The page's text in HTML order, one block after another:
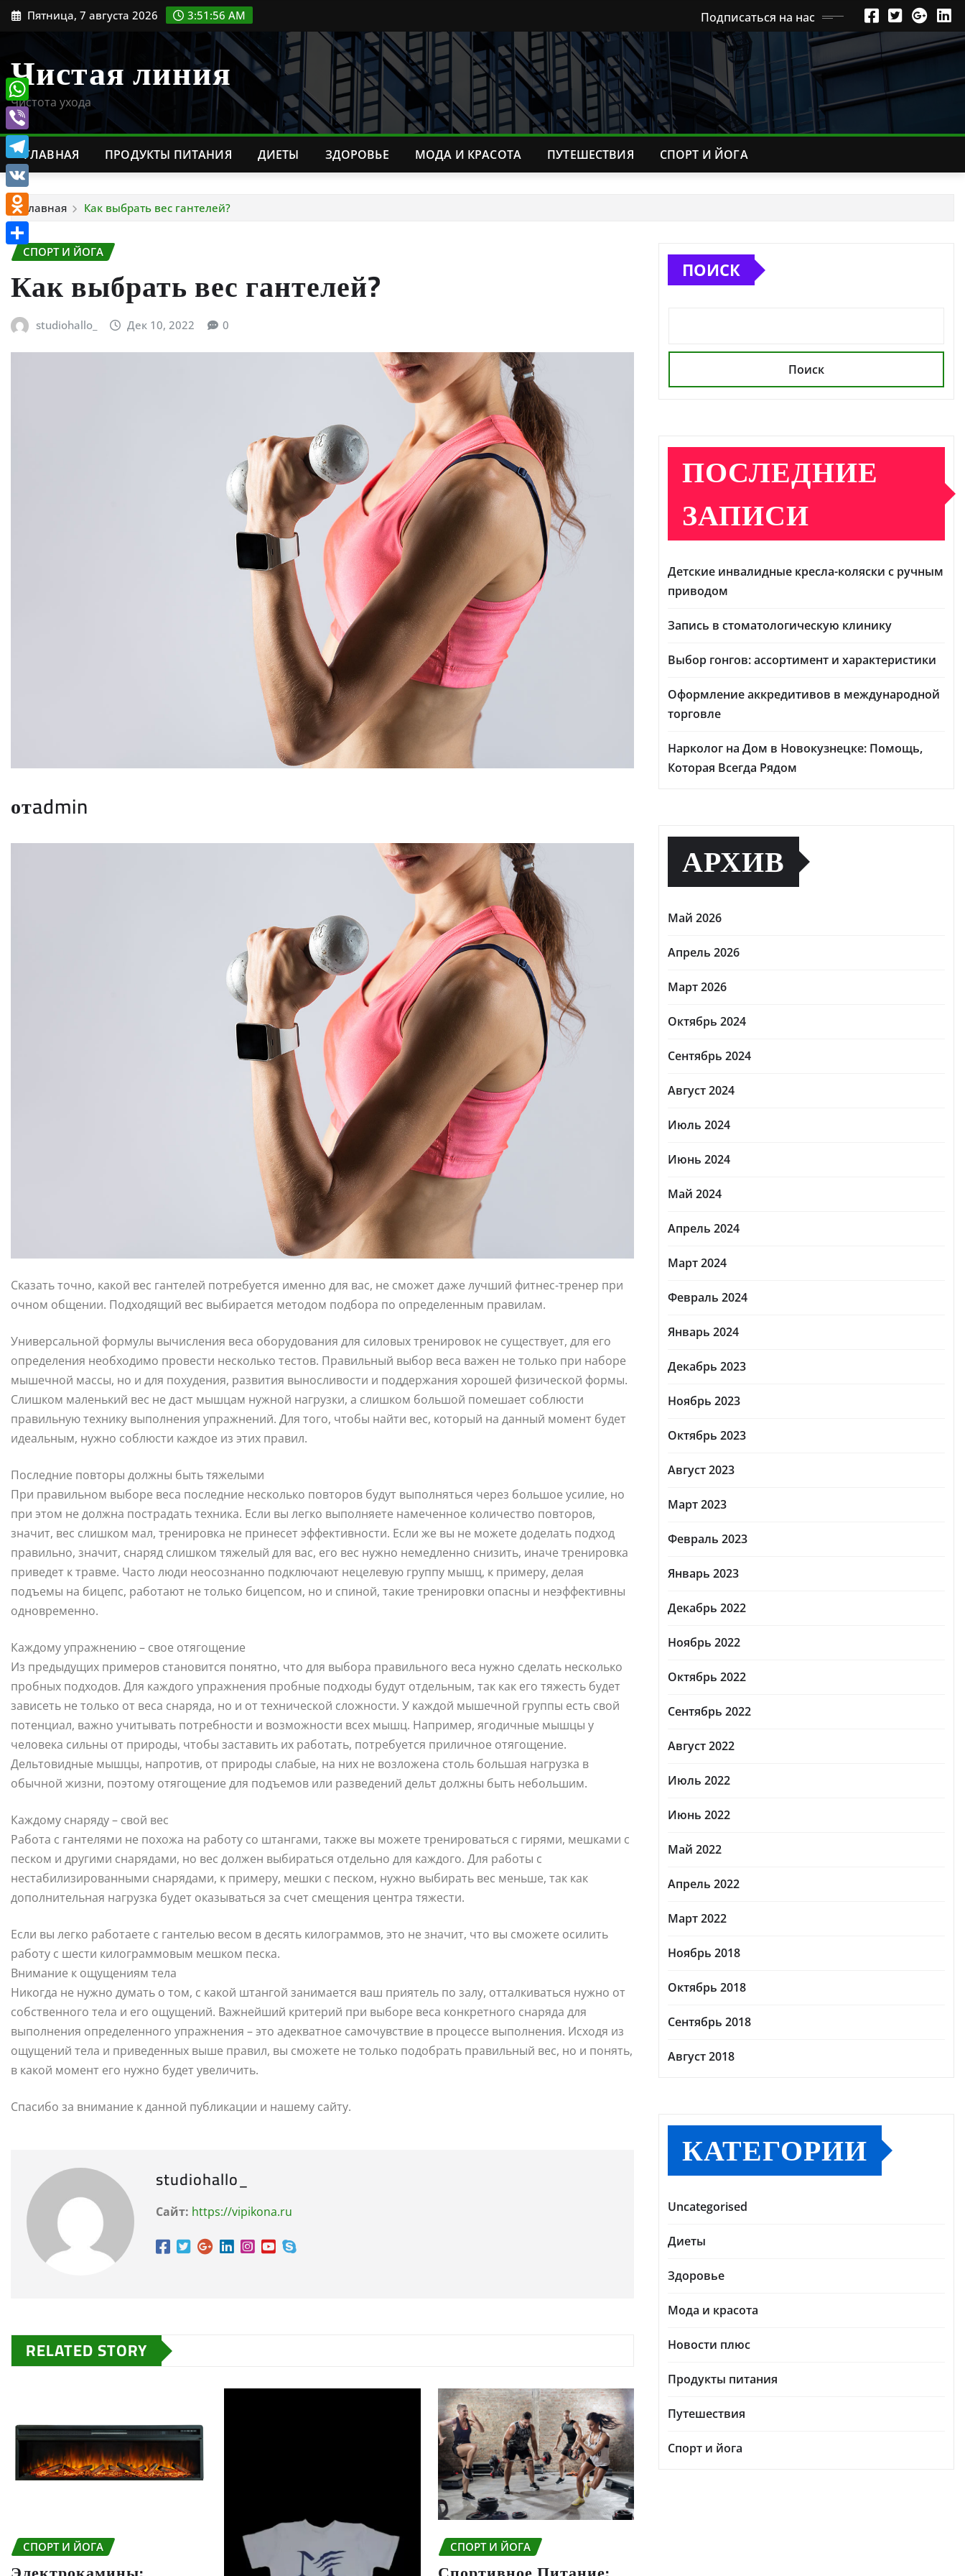
ПерейтиПятница, 7 августа 2026 3:51:58 AM Подписаться на нас
Чистая линия
Чистота ухода
ГЛАВНАЯ ПРОДУКТЫ ПИТАНИЯ ДИЕТЫ ЗДОРОВЬЕ МОДА И КРАСОТА ПУТЕШЕСТВИЯ СПОРТ И ЙОГА
Главная Как выбрать вес гантелей?
СПОРТ И ЙОГА
Как выбрать вес гантелей?
studiohallo_ Дек 10, 2022 0
отadmin
Сказать точно, какой вес гантелей потребуется именно для вас, не сможет даже лучший фитнес-тренер при
очном общении. Подходящий вес выбирается методом подбора по определенным правилам.
Универсальной формулы вычисления веса оборудования для силовых тренировок не существует, для его
определения необходимо провести несколько тестов. Правильный выбор веса важен не только при наборе
мышечной массы, но и для похудения, развития выносливости и поддержания хорошей физической формы.
Слишком маленький вес не даст мышцам нужной нагрузки, а слишком большой помешает соблюсти
правильную технику выполнения упражнений. Для того, чтобы найти вес, который на данный момент будет
идеальным, нужно соблюсти каждое из этих правил.
Последние повторы должны быть тяжелыми
При правильном выборе веса последние несколько повторов будут выполняться через большое усилие, но
при этом не должна пострадать техника. Если вы легко выполняете намеченное количество повторов,
значит, вес слишком мал, тренировка не принесет эффективности. Если же вы не можете доделать подход
правильно, значит, снаряд слишком тяжелый для вас, его вес нужно немедленно снизить, иначе тренировка
приведет к травме. Часто люди неосознанно подключают нецелевую группу мышц, к примеру, делая
подъемы на бицепс, работают не только бицепсом, но и спиной, такие тренировки опасны и неэффективны
одновременно.
Каждому упражнению – свое отягощение
Из предыдущих примеров становится понятно, что для выбора правильного веса нужно сделать несколько
пробных подходов. Для каждого упражнения пробные подходы будут отдельным, так как его тяжесть будет
зависеть не только от веса снаряда, но и от технической сложности. У каждой мышечной группы есть свой
потенциал, важно учитывать потребности и возможности всех мышц. Например, ягодичные мышцы у
человека сильны от природы, чтобы заставить их работать, потребуется приличное отягощение.
Дельтовидные мышцы, напротив, от природы слабые, на них не возложена столь большая нагрузка в
обычной жизни, поэтому отягощение для подъемов или разведений дельт должны быть небольшим.
Каждому снаряду – свой вес
Работа с гантелями не похожа на работу со штангами, также вы можете тренироваться с гирями, мешками с
песком и другими снарядами, но вес должен выбираться отдельно для каждого. Для работы с
нестабилизированными снарядами, к примеру, мешки с песком, нужно выбирать вес меньше, так как
дополнительная нагрузка будет оказываться за счет смещения центра тяжести.
Если вы легко работаете с гантелью весом в десять килограммов, это не значит, что вы сможете осилить
работу с шести килограммовым мешком песка.
Внимание к ощущениям тела
Никогда не нужно думать о том, с какой штангой занимается ваш приятель по залу, отталкиваться нужно от
собственного тела и его ощущений. Важнейший критерий при выборе веса конкретного снаряда для
выполнения определенного упражнения – это адекватное самочувствие в процессе выполнения. Исходя из
ощущений тела и приведенных выше правил, вы сможете не только подобрать правильный вес, но и понять,
в какой момент его нужно будет увеличить.
Спасибо за внимание к данной публикации и нашему сайту.
studiohallo_
Сайт: https://vipikona.ru
RELATED STORY
СПОРТ И ЙОГА СПОРТ И ЙОГА
ПОИСК
Поиск
ПОСЛЕДНИЕ
ЗАПИСИ
Детские инвалидные кресла-коляски с ручным
приводом
Запись в стоматологическую клинику
Выбор гонгов: ассортимент и характеристики
Оформление аккредитивов в международной
торговле
Нарколог на Дом в Новокузнецке: Помощь,
Которая Всегда Рядом
АРХИВ
Май 2026
Апрель 2026
Март 2026
Октябрь 2024
Сентябрь 2024
Август 2024
Июль 2024
Июнь 2024
Май 2024
Апрель 2024
Март 2024
Февраль 2024
Январь 2024
Декабрь 2023
Ноябрь 2023
Октябрь 2023
Август 2023
Март 2023
Февраль 2023
Январь 2023
Декабрь 2022
Ноябрь 2022
Октябрь 2022
Сентябрь 2022
Август 2022
Июль 2022
Июнь 2022
Май 2022
Апрель 2022
Март 2022
Ноябрь 2018
Октябрь 2018
Сентябрь 2018
Август 2018
КАТЕГОРИИ
Uncategorised
Диеты
Здоровье
Мода и красота
Новости плюс
Продукты питания
Путешествия
Спорт и йога
WhatsApp
Viber
Telegram
VK
Odnoklassniki
Отправить